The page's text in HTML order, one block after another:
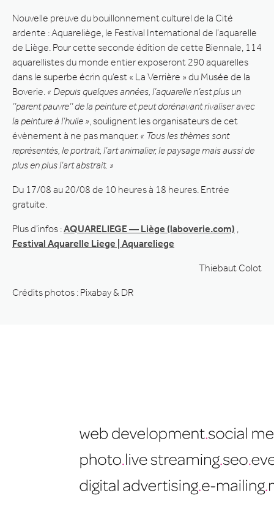
Nouvelle preuve du bouillonnement culturel de la Cité
ardente : Aquareliège, le Festival International de l’aquarelle
de Liège. Pour cette seconde édition de cette Biennale, 114
aquarellistes du monde entier exposeront 290 aquarelles
dans le superbe écrin qu’est « La Verrière » du Musée de la
Boverie. « Depuis quelques années, l’aquarelle n’est plus un
’’parent pauvre’’ de la peinture et peut dorénavant rivaliser avec
la peinture à l’huile » , soulignent les organisateurs de cet
évènement à ne pas manquer. « Tous les thèmes sont
représentés, le portrait, l’art animalier, le paysage mais aussi de
plus en plus l’art abstrait. »
Du 17/08 au 20/08 de 10 heures à 18 heures. Entrée
gratuite.
Plus d’infos :AQUARELIEGE — Liège (laboverie.com)
Festival Aquarelle Liege | Aquareliege
Thiebaut Colot
Crédits photos : Pixabay & DR